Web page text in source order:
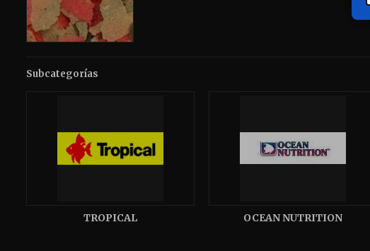
Subcategorías
TROPICAL OCEAN NUTRITION